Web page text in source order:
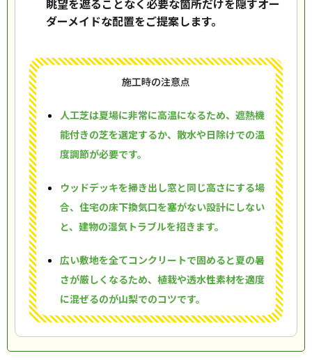
眺望を遮ることなく必要な箇所だけを隠すオー
ダーメイドな配置をご提案します。
施工時の注意点
人工芝は夏場に非常に高温になるため、遮熱機
能付きの芝を選定するか、散水や日除けでの温
度調節が必要です。
ウッドデッキを掃き出し窓と同じ高さにする場
合、住宅の床下換気口を塞がない設計にしない
と、建物の湿気トラブルを招きます。
広い敷地を全てコンクリートで固めると夏の暑
さが厳しくなるため、植栽や透水性素材を適度
に混ぜるのが山梨でのコツです。